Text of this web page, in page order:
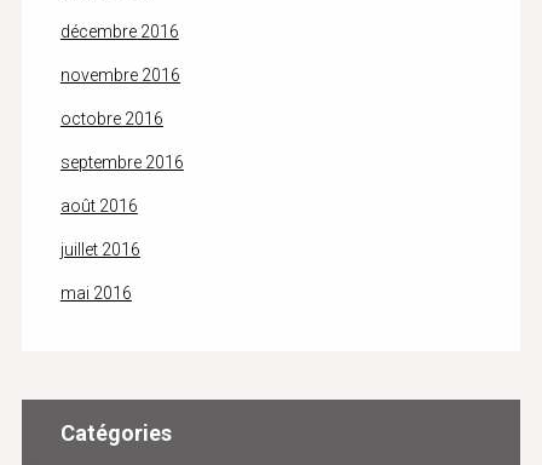
décembre 2016
novembre 2016
octobre 2016
septembre 2016
août 2016
juillet 2016
mai 2016
Catégories